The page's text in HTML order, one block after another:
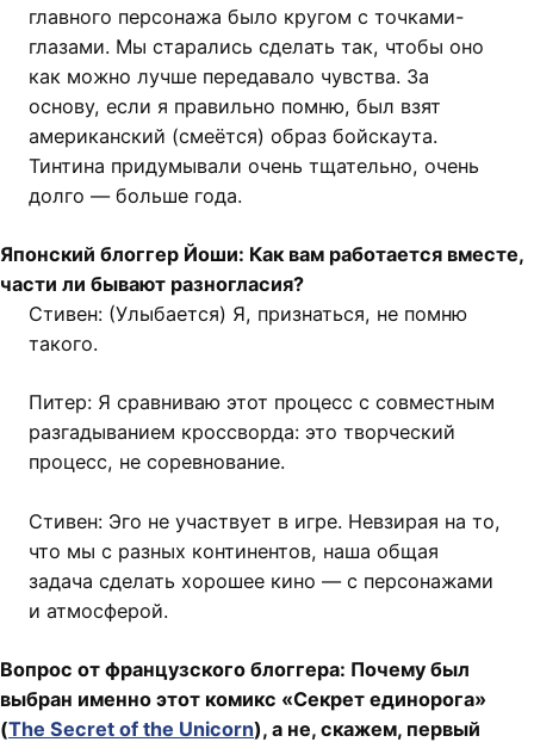
главного персонажа было кругом с точками-
глазами. Мы старались сделать так, чтобы оно
как можно лучше передавало чувства. За
основу, если я правильно помню, был взят
американский (смеётся) образ бойскаута.
Тинтина придумывали очень тщательно, очень
долго — больше года.
Японский блоггер Йоши: Как вам работается вместе,
части ли бывают разногласия?
Стивен: (Улыбается) Я, признаться, не помню
такого.
Питер: Я сравниваю этот процесс с совместным
разгадыванием кроссворда: это творческий
процесс, не соревнование.
Стивен: Эго не участвует в игре. Невзирая на то,
что мы с разных континентов, наша общая
задача сделать хорошее кино — с персонажами
и атмосферой.
Вопрос от французского блоггера: Почему был
выбран именно этот комикс «Секрет единорога»
(The Secret of the Unicorn), а не, скажем, первый